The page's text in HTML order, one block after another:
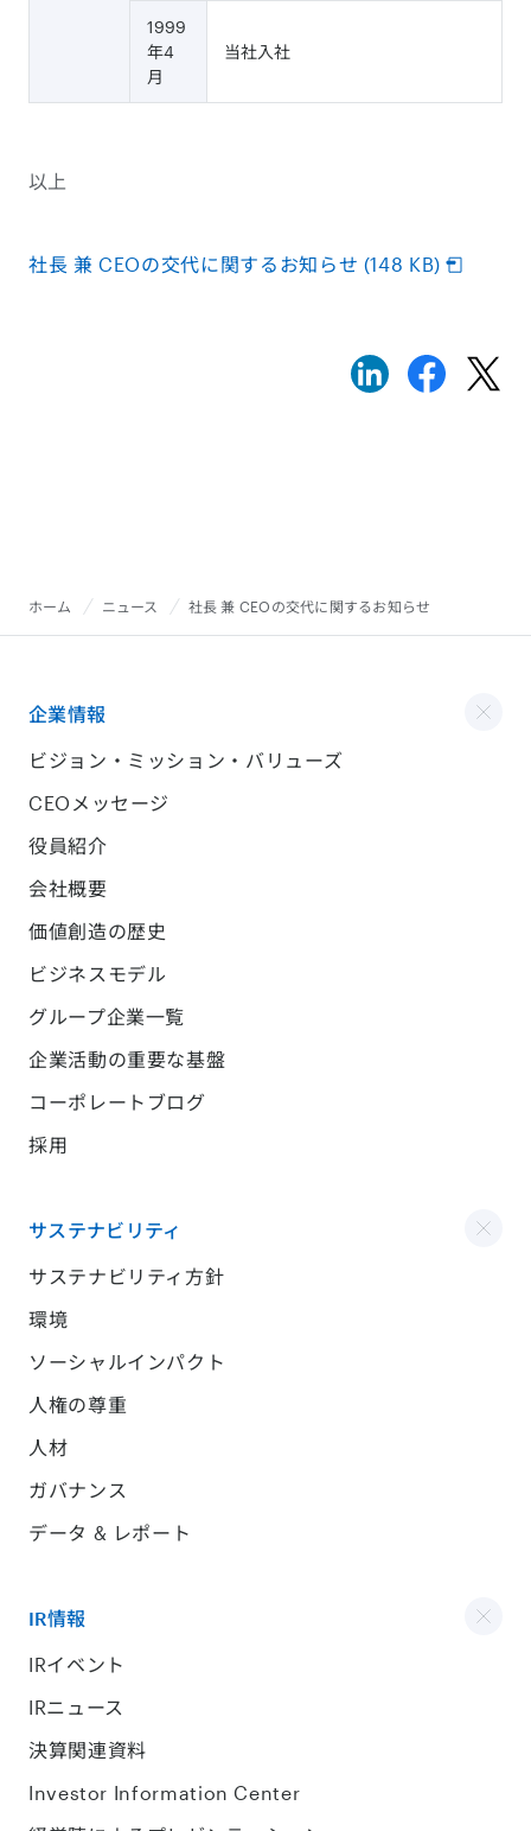
1999
年4
月
当社入社
以上
社長 兼 CEOの交代に関するお知らせ (148 KB)
ホーム ニュース 社長 兼 CEOの交代に関するお知らせ
企業情報
ビジョン・ミッション・バリューズ
CEOメッセージ
役員紹介
会社概要
価値創造の歴史
ビジネスモデル
グループ企業一覧
企業活動の重要な基盤
コーポレートブログ
採用
サステナビリティ
サステナビリティ方針
環境
ソーシャルインパクト
人権の尊重
人材
ガバナンス
データ & レポート
IR情報
IRイベント
IRニュース
決算関連資料
Investor Information Center